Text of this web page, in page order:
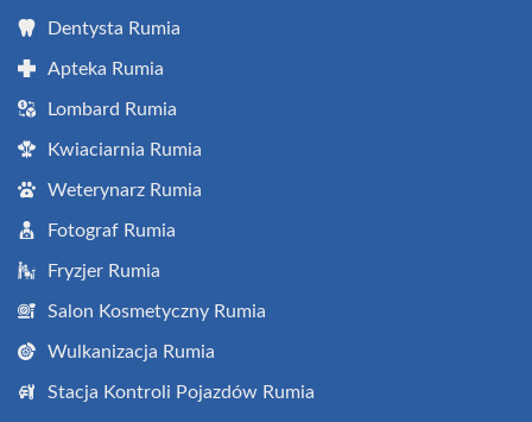
Dentysta Rumia
Apteka Rumia
Lombard Rumia
Kwiaciarnia Rumia
Weterynarz Rumia
Fotograf Rumia
Fryzjer Rumia
Salon Kosmetyczny Rumia
Wulkanizacja Rumia
Stacja Kontroli Pojazdów Rumia